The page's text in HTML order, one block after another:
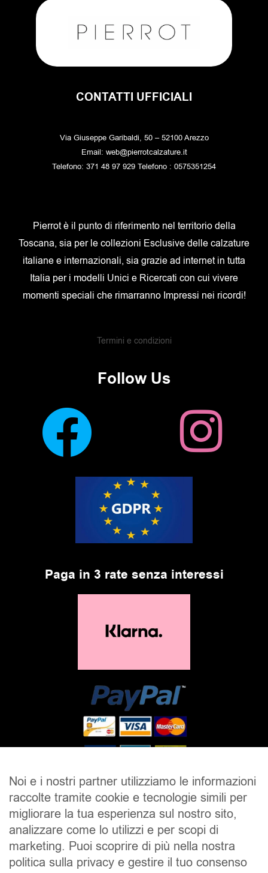
CONTATTI UFFICIALI
Via Giuseppe Garibaldi, 50 – 52100 Arezzo
Email: web@pierrotcalzature.it
Telefono: 371 48 97 929 Telefono : 0575351254
Pierrot è il punto di riferimento nel territorio della
Toscana, sia per le collezioni Esclusive delle calzature
italiane e internazionali, sia grazie ad internet in tutta
Italia per i modelli Unici e Ricercati con cui vivere
momenti speciali che rimarranno Impressi nei ricordi!
Termini e condizioni
Follow Us
Paga in 3 rate senza interessi
SALDI UOMO DONNA UNISEX
ACCESSORI BRAND CONTATTI
CHI SIAMO
SPEDIZIONE E RESI
Noi e i nostri partner utilizziamo le informazioni
raccolte tramite cookie e tecnologie simili per
migliorare la tua esperienza sul nostro sito,
analizzare come lo utilizzi e per scopi di
marketing. Puoi scoprire di più nella nostra
politica sulla privacy e gestire il tuo consenso